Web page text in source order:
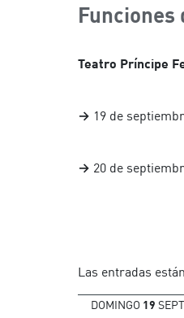
Funciones
Teatro Príncipe
→ 19 de
→ 20 de
Las entradas
DOMINGO 19 SEPT